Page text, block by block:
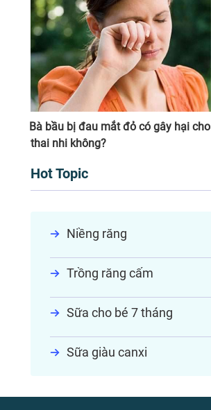
Bà bầu bị đau mắt đỏ có gây hại cho
thai nhi không?
Hot Topic
Niềng răng
Trồng răng cấm
Sữa cho bé 7 tháng
Sữa giàu canxi